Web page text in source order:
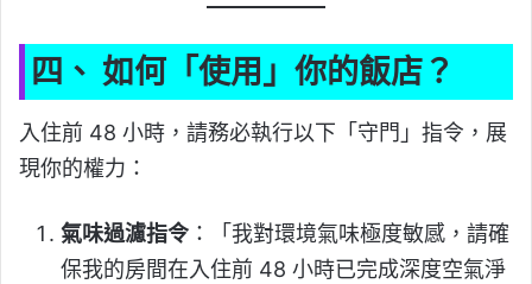
四、 如何「使用」你的飯店？
入住前 48 小時，請務必執行以下「守門」指令，展
現你的權力：
氣味過濾指令 ：「我對環境氣味極度敏感，請確
保我的房間在入住前 48 小時已完成深度空氣淨